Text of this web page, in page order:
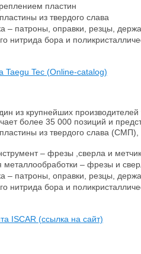
пластин
из твердого слава
– патроны, оправки, резцы,
нитрида бора и
Taegu Tec (Online-catalog)
из крупнейших
более 35 000 позиций и
из твердого слава
– фрезы ,сверла и
– фрезы и
– патроны, оправки, резцы,
нитрида бора и
ISCAR (ссылка на сайт)